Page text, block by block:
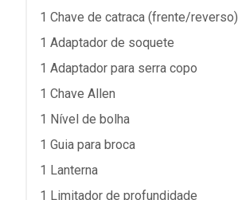
1 Chave de catraca (frente/reverso)
1 Adaptador de soquete
1 Adaptador para serra copo
1 Chave Allen
1 Nível de bolha
1 Guia para broca
1 Lanterna
1 Limitador de profundidade